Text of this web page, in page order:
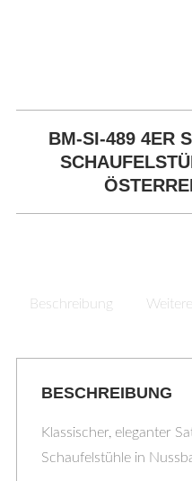
BM-SI-489 4ER
Beschreibung
BESCHREIBUNG
Klassischer, eleganter
Schaufelstühle in